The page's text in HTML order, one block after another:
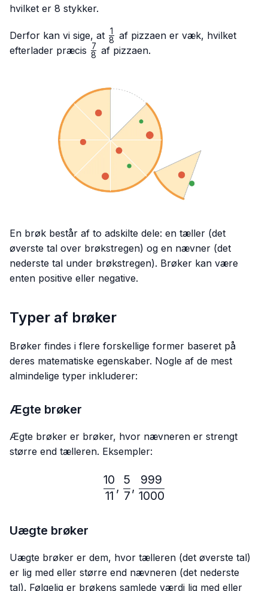
hvilket er 8 stykker.
Derfor kan vi sige, at \frac{1}
{8}
8
1
af pizzaen er væk, hvilket
efterlader præcis \frac{7}
8
7 af pizzaen.
En brøk består af to adskilte dele: en tæller (det
øverste tal over brøkstregen) og en nævner (det
nederste tal under brøkstregen). Brøker kan være
enten positive eller negative.
Typer af brøker
Brøker findes i flere forskellige former baseret på
deres matematiske egenskaber. Nogle af de mest
almindelige typer inkluderer:
Ægte brøker
Ægte brøker er brøker, hvor nævneren er strengt
større end tælleren. Eksempler:
11
10
,
7
5
,
1000
999
Uægte brøker
Uægte brøker er dem, hvor tælleren (det øverste tal)
er lig med eller større end nævneren (det nederste
tal). Følgelig er brøkens samlede værdi lig med eller